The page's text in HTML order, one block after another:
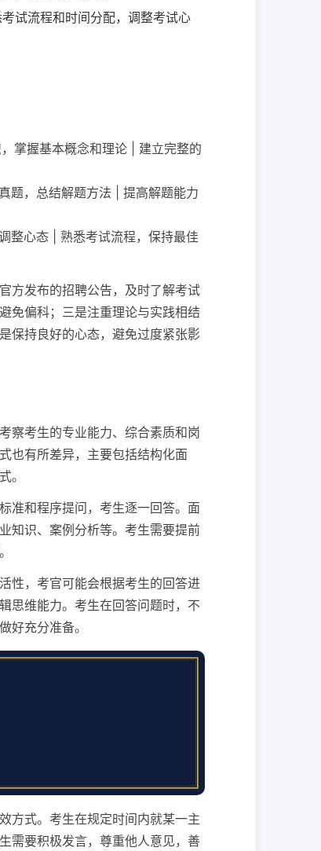
试流程和时间分配，调整考试心
掌握基本概念和理论 | 建立完整的
题，总结解题方法 | 提高解题能力
整心态 | 熟悉考试流程，保持最佳
方发布的招聘公告，及时了解考试
免偏科；三是注重理论与实践相结
保持良好的心态，避免过度紧张影
察考生的专业能力、综合素质和岗
也有所差异，主要包括结构化面
。
准和程序提问，考生逐一回答。面
知识、案例分析等。考生需要提前
性，考官可能会根据考生的回答进
思维能力。考生在回答问题时，不
好充分准备。
方式。考生在规定时间内就某一主
需要积极发言，尊重他人意见，善